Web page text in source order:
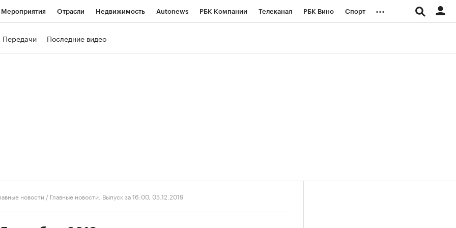
Мероприятия Отрасли Недвижимость Autonews РБК Компании Телеканал РБК Вино Спорт ...
Передачи Последние видео
новости / Главные новости. Выпуск за 16:00, 05.12.2019